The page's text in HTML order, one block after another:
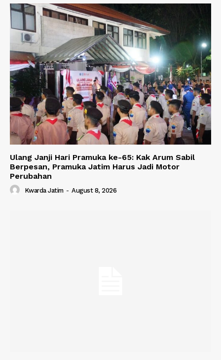
Ulang Janji Hari Pramuka ke-65: Kak Arum Sabil
Berpesan, Pramuka Jatim Harus Jadi Motor
Perubahan
Kwarda Jatim - August 8, 2026